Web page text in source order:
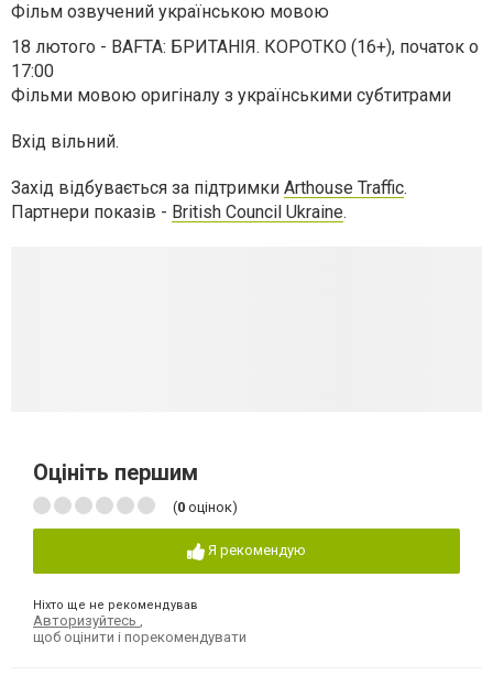
Фільм озвучений українською мовою
18 лютого - BAFTA: БРИТАНІЯ. КОРОТКО (16+), початок о
17:00
Фільми мовою оригіналу з українськими субтитрами
Вхід вільний.
Захід відбувається за підтримки Arthouse Traffic.
Партнери показів - British Council Ukraine.
Оцініть першим
(0 оцінок)
Я рекомендую
Ніхто ще не рекомендував
Авторизуйтесь ,
щоб оцінити і порекомендувати